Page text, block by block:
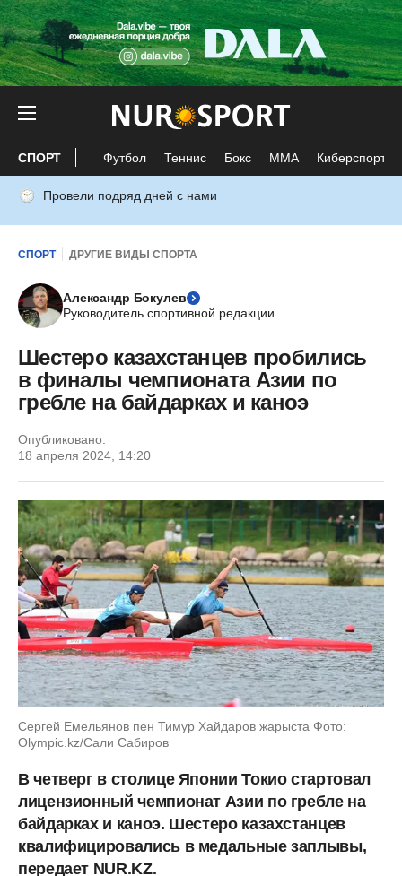
СПОРТ Футбол Теннис Бокс ММА Киберспорт
Провели подряд дней с нами
СПОРТ ДРУГИЕ ВИДЫ СПОРТА
Александр Бокулев
Руководитель спортивной редакции
Шестеро казахстанцев пробились
в финалы чемпионата Азии по
гребле на байдарках и каноэ
Опубликовано:
18 апреля 2024, 14:20
Сергей Емельянов пен Тимур Хайдаров жарыста Фото:
Olympic.kz/Сали Сабиров
В четверг в столице Японии Токио стартовал
лицензионный чемпионат Азии по гребле на
байдарках и каноэ. Шестеро казахстанцев
квалифицировались в медальные заплывы,
передает NUR.KZ.